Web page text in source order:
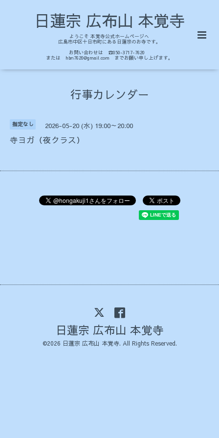
日蓮宗 広布山 本覚寺
ようこそ 本覚寺公式ホームページへ
広島市中区十日市町にある日蓮宗のお寺です。
お問い合わせは ☎050-3717-7620
または hbn7620@gmail.com までお願い申し上げます。
行事カレンダー
指定なし 2026-05-20 (水) 19:00～20:00
寺ヨガ（夜クラス）
日蓮宗 広布山 本覚寺
©2026 日蓮宗 広布山 本覚寺. All Rights Reserved.